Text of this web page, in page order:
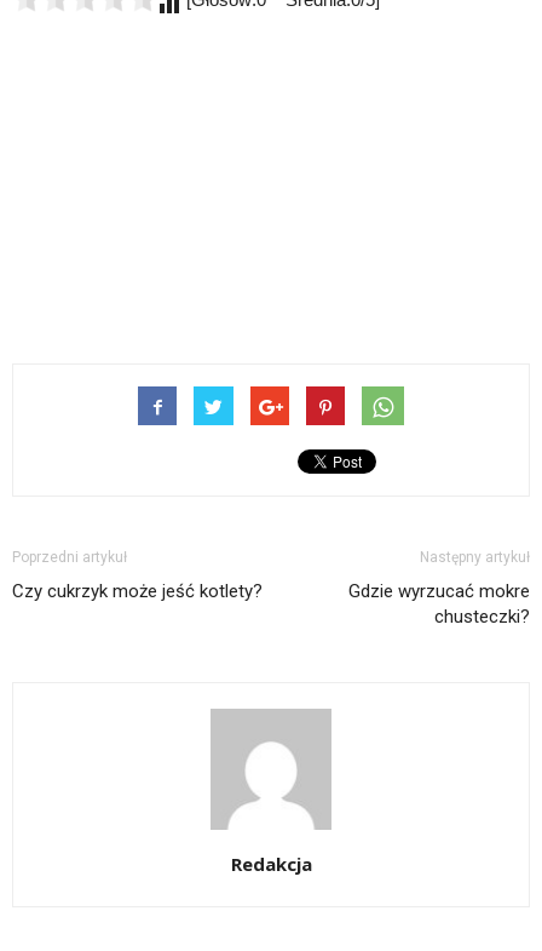
Poprzedni artykuł
Czy cukrzyk może jeść kotlety?
Następny artykuł
Gdzie wyrzucać mokre
chusteczki?
Redakcja